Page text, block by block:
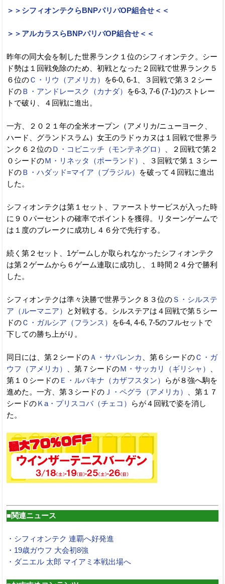
＞＞シフィオンテクらBNPパリバOP組合せ＜＜
＞＞アルカラスらBNPパリバOP組合せ＜＜
昨年の同大会を制した世界ランク１位のシフィオンテク。シー
ド勢は１回戦免除のため、初戦となった２回戦で世界ランク５
６位のＣ・リウ（アメリカ）
を6-0, 6-1、３回戦で第３２シー
ドのＢ・アンドレースク（カナダ）
を6-3, 7-6 (7-1)のストレー
トで破り、４回戦に進出。
一方、２０２１年の全米オープン（アメリカ/ニューヨーク、
ハード、グランドスラム）女王のラドゥカヌは１回戦で世界ラ
ンク６２位のＤ・コビニッチ（モンテネグロ）
、２回戦で第２
０シードのＭ・リネッタ（ポーランド）
、３回戦で第１３シー
ドのＢ・ハダッド=マイア（ブラジル）
を破って４回戦に進出
した。
シフィオンテクは第１セット、ファーストサービスが入った時
に９０パーセントの確率でポイントを獲得。リターンゲームで
は１度のブレークに成功し４６分で先行する。
続く第２セット、1ゲームしか取られなかったシフィオンテク
は第２ゲームから６ゲーム連取に成功し、１時間２４分で勝利
した。
シフィオンテクは準々決勝で世界ランク８３位のＳ・シルステ
ア（ルーマニア）
と対戦する。シルステアは４回戦で第５シー
ドのＣ・ガルシア（フランス）
を6-4, 4-6, 7-5のフルセットで
下しての勝ち上がり。
同日には、第２シードのＡ・サバレンカ 、第６シードのＣ・ガ
ウフ（アメリカ）
、第７シードのＭ・サッカリ（ギリシャ）
第１０シードの Ｅ・ルバキナ（カザフスタン）
らが８強へ駒を
進めた。一方、第３シードの Ｊ・ペグラ（アメリカ）
、第１７
シードのＫa・プリスコバ（チェコ）
らが４回戦で姿を消し
た。
■関連ニュース
・シフィオンテク 連覇へ好発進
・19歳ガウフ 大会初8強
・ダニエル 太郎 マイアミ本戦出場へ